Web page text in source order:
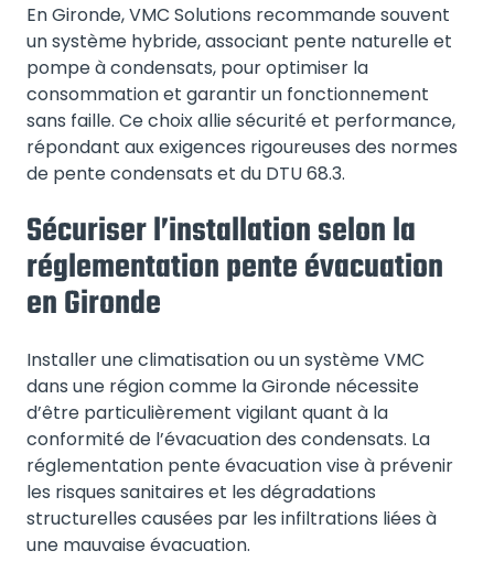
En Gironde, VMC Solutions recommande souvent
un système hybride, associant pente naturelle et
pompe à condensats, pour optimiser la
consommation et garantir un fonctionnement
sans faille. Ce choix allie sécurité et performance,
répondant aux exigences rigoureuses des normes
de pente condensats et du DTU 68.3.
Sécuriser l’installation selon la
réglementation pente évacuation
en Gironde
Installer une climatisation ou un système VMC
dans une région comme la Gironde nécessite
d’être particulièrement vigilant quant à la
conformité de l’évacuation des condensats. La
réglementation pente évacuation vise à prévenir
les risques sanitaires et les dégradations
structurelles causées par les infiltrations liées à
une mauvaise évacuation.